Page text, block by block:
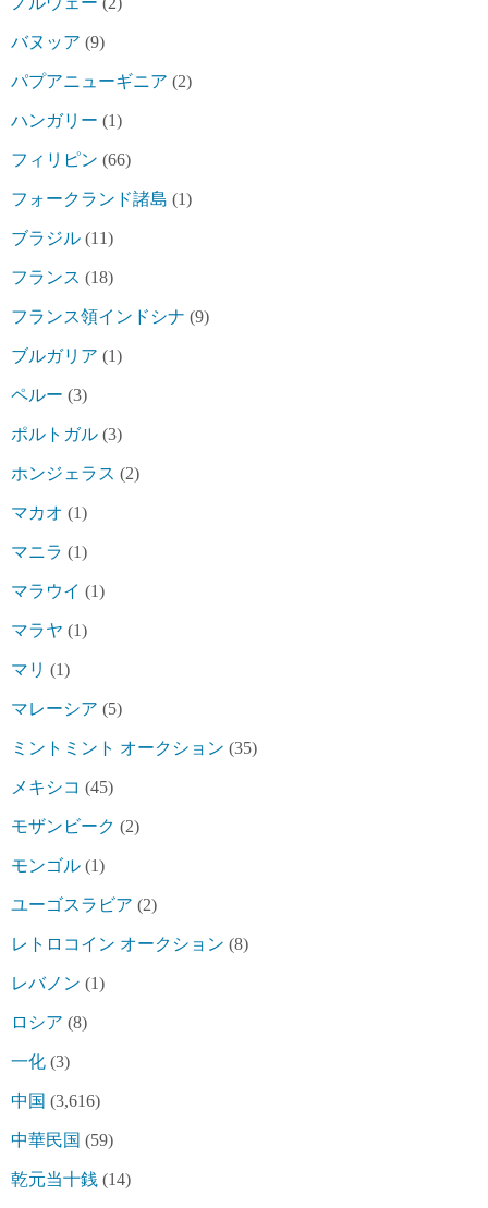
バヌッア (9)
パプアニューギニア (2)
ハンガリー (1)
フィリピン (66)
フォークランド諸島 (1)
ブラジル (11)
フランス (18)
フランス領インドシナ (9)
ブルガリア (1)
ペルー (3)
ポルトガル (3)
ホンジェラス (2)
マカオ (1)
マニラ (1)
マラウイ (1)
マラヤ (1)
マリ (1)
マレーシア (5)
ミントミント オークション (35)
メキシコ (45)
モザンビーク (2)
モンゴル (1)
ユーゴスラビア (2)
レトロコイン オークション (8)
レバノン (1)
ロシア (8)
一化 (3)
中国 (3,616)
中華民国 (59)
乾元当十銭 (14)